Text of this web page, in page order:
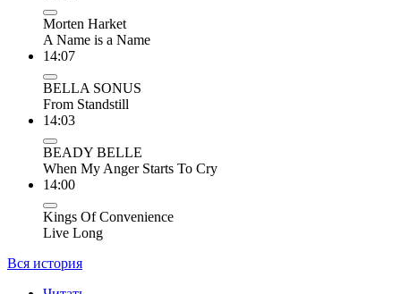
Morten Harket
A Name is a Name
14:07
BELLA SONUS
From Standstill
14:03
BEADY BELLE
When My Anger Starts To Cry
14:00
Kings Of Convenience
Live Long
Вся история